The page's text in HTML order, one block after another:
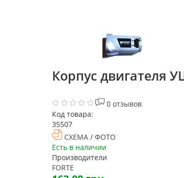
Корпус двигателя
0 отзывов
Код товара:
35507
СХЕМА / ФОТО
Есть в наличии
Производители
FORTE